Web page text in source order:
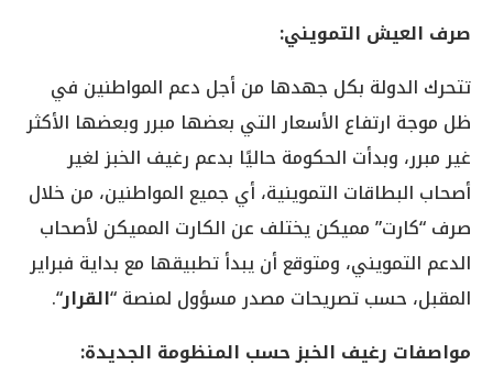
صرف العيش التمويني:
تتحرك الدولة بكل جهدها من أجل دعم المواطنين في
ظل موجة ارتفاع الأسعار التي بعضها مبرر وبعضها الأكثر
غير مبرر، وبدأت الحكومة حاليًا بدعم رغيف الخبز لغير
أصحاب البطاقات التموينية، أي جميع المواطنين، من خلال
صرف “كارت” مميكن يختلف عن الكارت المميكن لأصحاب
الدعم التمويني، ومتوقع أن يبدأ تطبيقها مع بداية فبراير
المقبل، حسب تصريحات مصدر مسؤول لمنصة “القرار“.
مواصفات رغيف الخبز حسب المنظومة الجديدة: